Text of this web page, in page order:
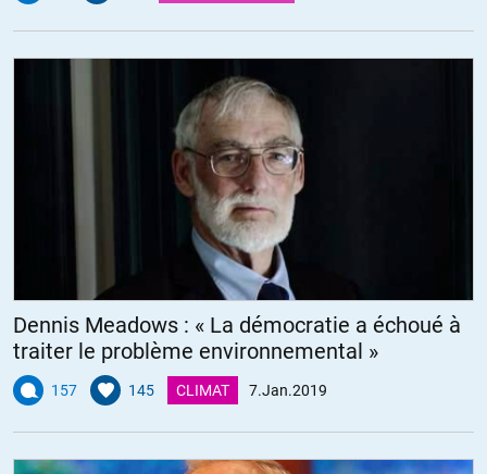
Dennis Meadows : « La démocratie a échoué à
traiter le problème environnemental »
157 145 CLIMAT 7.Jan.2019